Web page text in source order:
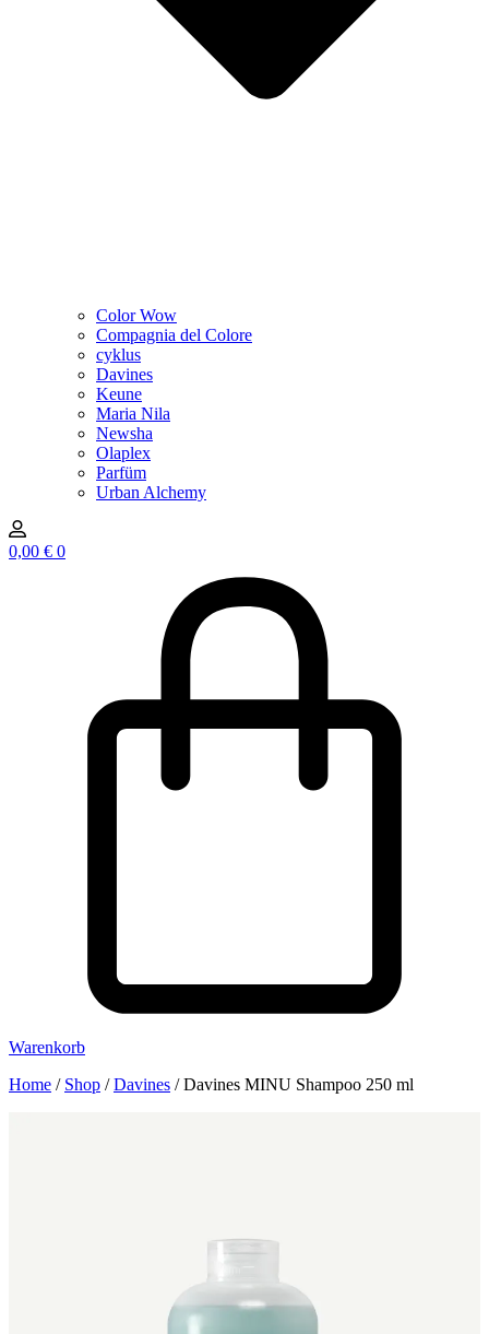
Color Wow
Compagnia del Colore
cyklus
Davines
Keune
Maria Nila
Newsha
Olaplex
Parfüm
Urban Alchemy
0,00 € 0
Warenkorb
Home / Shop / Davines / Davines MINU Shampoo 250 ml